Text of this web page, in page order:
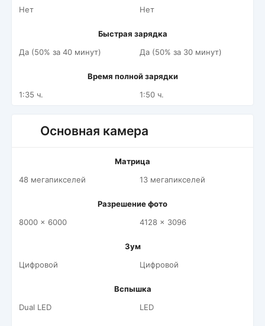
Нет Нет
Быстрая зарядка
Да (50% за 40 минут)
Да (50% за 30 минут)
Время полной зарядки
1:35 ч.
1:50 ч.
Основная камера
Матрица
48 мегапикселей
13 мегапикселей
Разрешение фото
8000 x 6000
4128 x 3096
Зум
Цифровой
Цифровой
Вспышка
Dual LED
LED